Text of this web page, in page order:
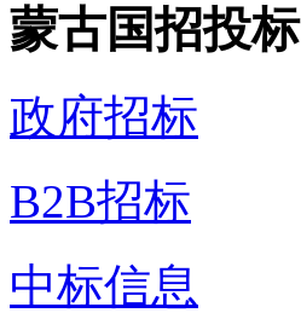
蒙古国招投标
政府招标
B2B招标
中标信息